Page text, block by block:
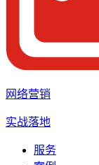
网络营销
实战落地
服务